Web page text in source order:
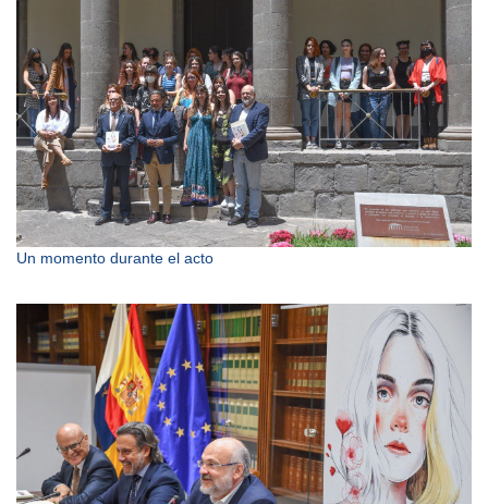
Un momento durante el acto